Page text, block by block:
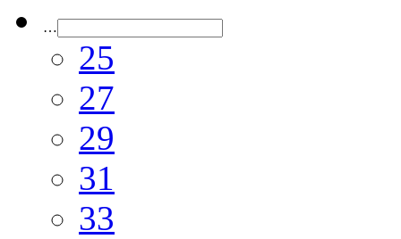
…
25
27
29
31
33